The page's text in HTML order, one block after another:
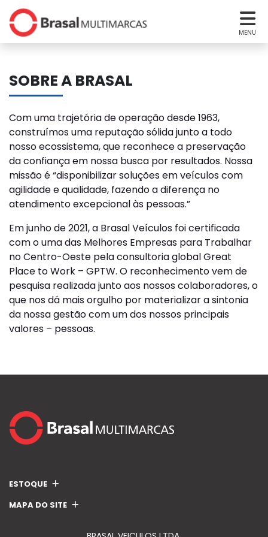
MENU
SOBRE A BRASAL
Com uma trajetória de operação desde 1963,
construímos uma reputação sólida junto a todo
nosso ecossistema, que reconhece a preservação
da confiança em nossa busca por resultados. Nossa
missão é “disponibilizar soluções em veículos com
agilidade e qualidade, fazendo a diferença no
atendimento excepcional às pessoas.”
Em junho de 2021, a Brasal Veículos foi certificada
com o uma das Melhores Empresas para Trabalhar
no Centro-Oeste pela consultoria global Great
Place to Work – GPTW. O reconhecimento vem de
pesquisa realizada junto aos nossos colaboradores, o
que nos dá mais orgulho por materializar a sintonia
da nossa gestão com um dos nossos principais
valores – pessoas.
ESTOQUE
MAPA DO SITE